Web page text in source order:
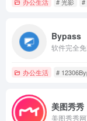
Bypass
办公生活 #
美图秀秀